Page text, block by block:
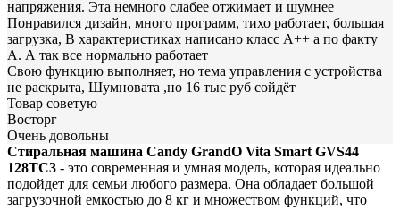
напряжения. Эта немного слабее отжимает и шумнее
Понравился дизайн, много программ, тихо работает, большая
загрузка, В характеристиках написано класс А++ а по факту
А. А так все нормально работает
Свою функцию выполняет, но тема управления с устройства
не раскрыта, Шумновата ,но 16 тыс руб сойдёт
Товар советую
Восторг
Очень довольны
Стиральная машина Candy GrandO Vita Smart GVS44
128TC3 - это современная и умная модель, которая идеально
подойдет для семьи любого размера. Она обладает большой
загрузочной емкостью до 8 кг и множеством функций, что